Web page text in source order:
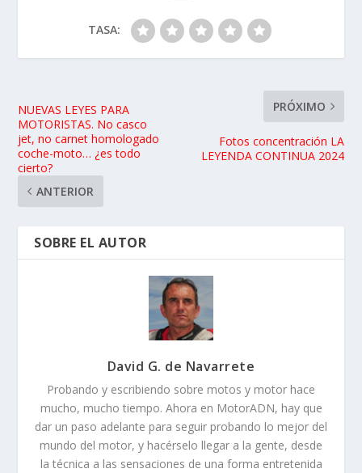
TASA:
NUEVAS LEYES PARA
MOTORISTAS. No casco
jet, no carnet homologado
coche-moto… ¿es todo
cierto?
ANTERIOR
PRÓXIMO
Fotos concentración LA
LEYENDA CONTINUA 2024
SOBRE EL AUTOR
David G. de Navarrete
Probando y escribiendo sobre motos y motor hace
mucho, mucho tiempo. Ahora en MotorADN, hay que
dar un paso adelante para seguir probando lo mejor del
mundo del motor, y hacérselo llegar a la gente, desde
la técnica a las sensaciones de una forma entretenida